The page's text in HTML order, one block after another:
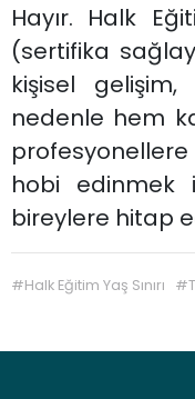
Hayır. Halk
(sertifika
kişisel
nedenle hem
hobi edinmek
bireylere hitap
#Halk Eğitim Yaş Sınırı #